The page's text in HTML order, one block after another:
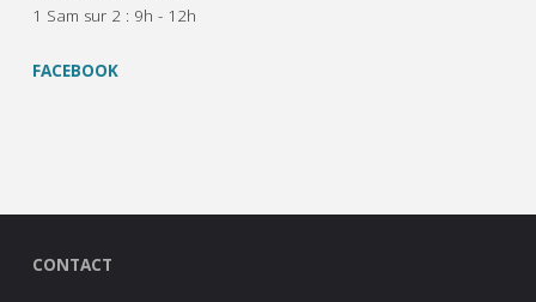
1 Sam sur 2 : 9h - 12h
FACEBOOK
CONTACT